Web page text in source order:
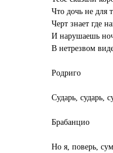
Что дочь не для
Черт знает где
И нарушаешь
В нетрезвом
Родриго
Сударь, сударь,
Брабанцио
Но я, поверь,